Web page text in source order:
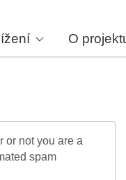
O
or not you are a
spam